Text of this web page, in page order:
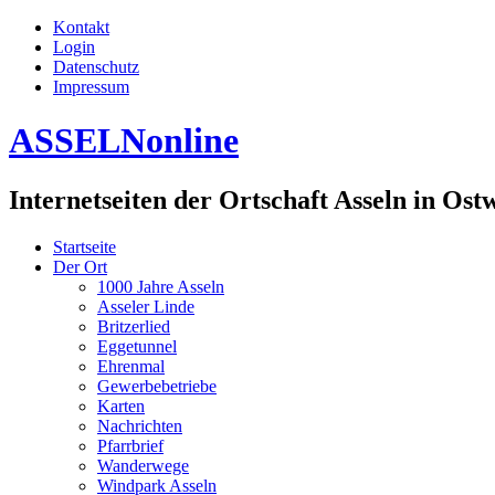
Kontakt
Login
Datenschutz
Impressum
ASSELNonline
Internetseiten der Ortschaft Asseln in
Startseite
Der Ort
1000 Jahre Asseln
Asseler Linde
Britzerlied
Eggetunnel
Ehrenmal
Gewerbebetriebe
Karten
Nachrichten
Pfarrbrief
Wanderwege
Windpark Asseln